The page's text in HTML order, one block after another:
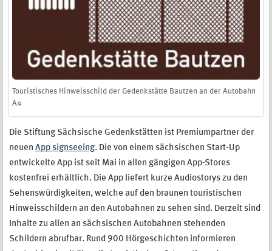
Touristisches Hinweisschild der Gedenkstätte Bautzen an der Autobahn
A4
Die Stiftung Sächsische Gedenkstätten ist Premiumpartner der
neuen App signseeing. Die von einem sächsischen Start-Up
entwickelte App ist seit Mai in allen gängigen App-Stores
kostenfrei erhältlich. Die App liefert kurze Audiostorys zu den
Sehenswürdigkeiten, welche auf den braunen touristischen
Hinweisschildern an den Autobahnen zu sehen sind. Derzeit sind
Inhalte zu allen an sächsischen Autobahnen stehenden
Schildern abrufbar. Rund 900 Hörgeschichten informieren